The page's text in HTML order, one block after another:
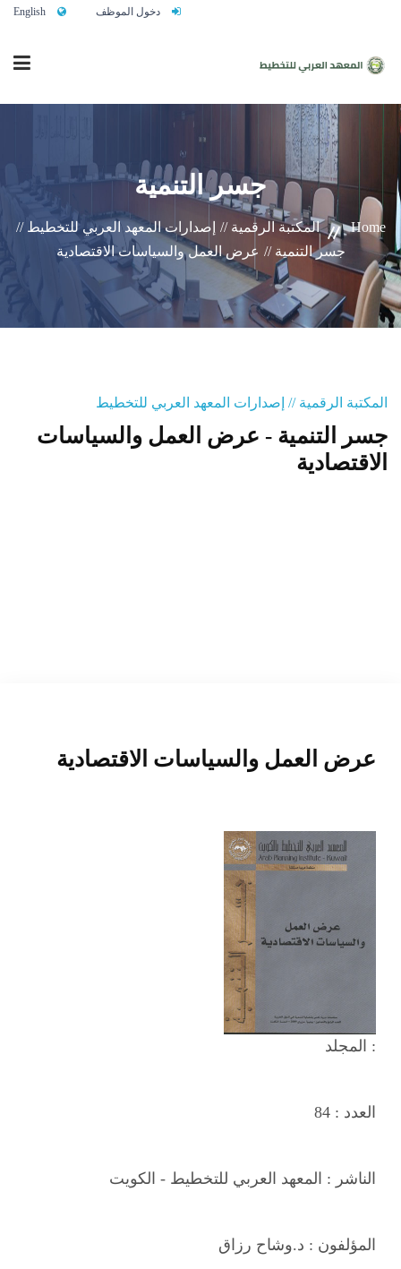
دخول الموظف English
الرئيسية
من نحن
خدماتنا
تواصلوا معنا
المنصة التدريبية
جسر التنمية
Home المكتبة الرقمية // إصدارات المعهد العربي للتخطيط //
جسر التنمية // عرض العمل والسياسات الاقتصادية
المكتبة الرقمية // إصدارات المعهد العربي للتخطيط
جسر التنمية - عرض العمل والسياسات
الاقتصادية
عرض العمل والسياسات الاقتصادية
المجلد :
العدد :84
الناشر : المعهد العربي للتخطيط - الكويت
المؤلفون : د.وشاح رزاق